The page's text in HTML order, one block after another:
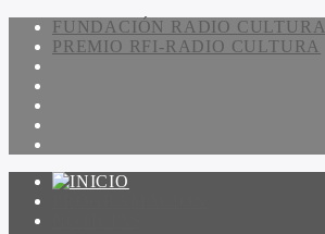
FUNDACIÓN RADIO CULTURA
PREMIO RFI-RADIO CULTURA